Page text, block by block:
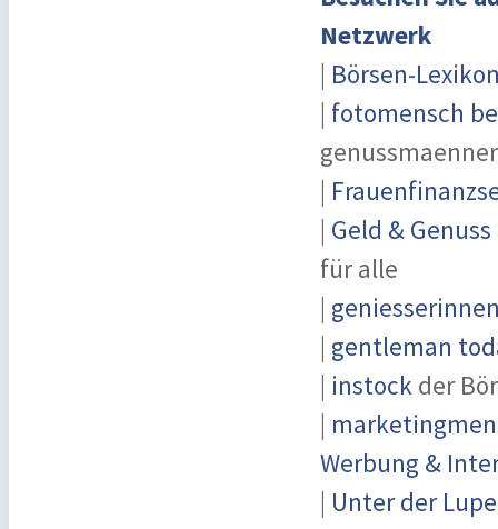
Netzwerk
| Börsen-
| fotomensch
|
| Geld & Genuss
für alle
|
| gentleman
| instock der
|
Werbung &
| Unter der Lupe